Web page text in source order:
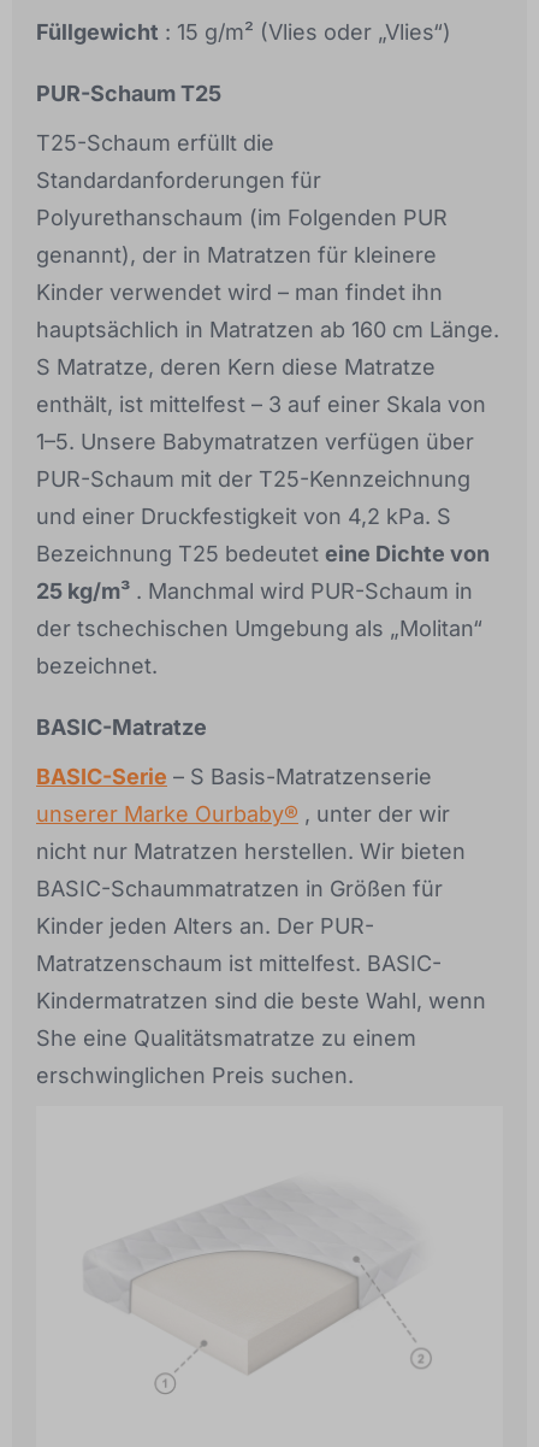
Füllgewicht : 15 g/m² (Vlies oder „Vlies“)
PUR-Schaum T25
T25-Schaum erfüllt die
Standardanforderungen für
Polyurethanschaum (im Folgenden PUR
genannt), der in Matratzen für kleinere
Kinder verwendet wird – man findet ihn
hauptsächlich in Matratzen ab 160 cm Länge.
S Matratze, deren Kern diese Matratze
enthält, ist mittelfest – 3 auf einer Skala von
1–5. Unsere Babymatratzen verfügen über
PUR-Schaum mit der T25-Kennzeichnung
und einer Druckfestigkeit von 4,2 kPa. S
Bezeichnung T25 bedeutet eine Dichte von
25 kg/m³ . Manchmal wird PUR-Schaum in
der tschechischen Umgebung als „Molitan“
bezeichnet.
BASIC-Matratze
BASIC-Serie – S Basis-Matratzenserie
unserer Marke Ourbaby® , unter der wir
nicht nur Matratzen herstellen. Wir bieten
BASIC-Schaummatratzen in Größen für
Kinder jeden Alters an. Der PUR-
Matratzenschaum ist mittelfest. BASIC-
Kindermatratzen sind die beste Wahl, wenn
She eine Qualitätsmatratze zu einem
erschwinglichen Preis suchen.